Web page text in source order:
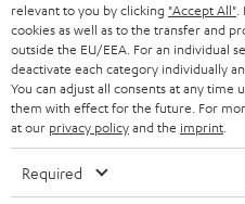
KOPFHÖRER
BLUETOOTH-KOPFHÖRER
STEREOANLAGEN
LAUTSPRECHER
BLOG
NEWSLETTER
STORES
DEINE VORTEILE BEI TEUFEL
NIEDERLANDE
BELGIEN
relevant to you by clicking "Accept All"
cookies as well as to the transfer and
outside the EU/EEA. For an individual
deactivate each category individually
You can adjust all consents at any time
them with effect for the future. For
at our privacy policyand the imprint
Required